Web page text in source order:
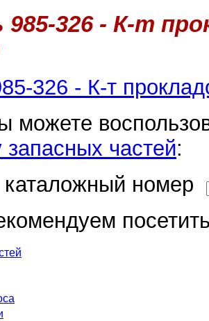
326 - К-т
326 - К-т
можете
запасных частей:
каталожный номер